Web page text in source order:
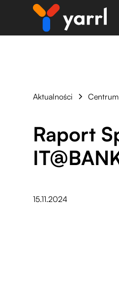
Aktualności
Raport
15.11.2024